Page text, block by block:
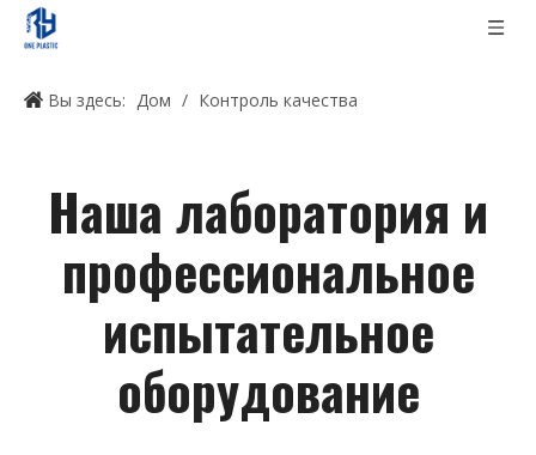
Вы здесь: Дом / Контроль качества
Наша лаборатория и
профессиональное
испытательное
оборудование